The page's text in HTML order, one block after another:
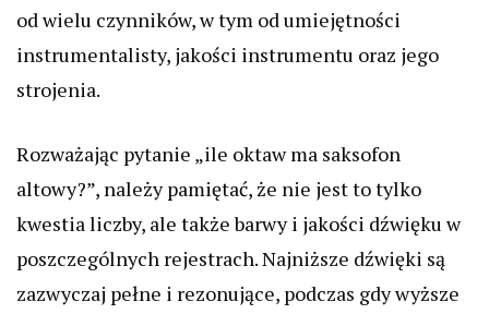
od wielu czynników, w tym od umiejętności
instrumentalisty, jakości instrumentu oraz jego
strojenia.
Rozważając pytanie „ile oktaw ma saksofon
altowy?”, należy pamiętać, że nie jest to tylko
kwestia liczby, ale także barwy i jakości dźwięku w
poszczególnych rejestrach. Najniższe dźwięki są
zazwyczaj pełne i rezonujące, podczas gdy wyższe